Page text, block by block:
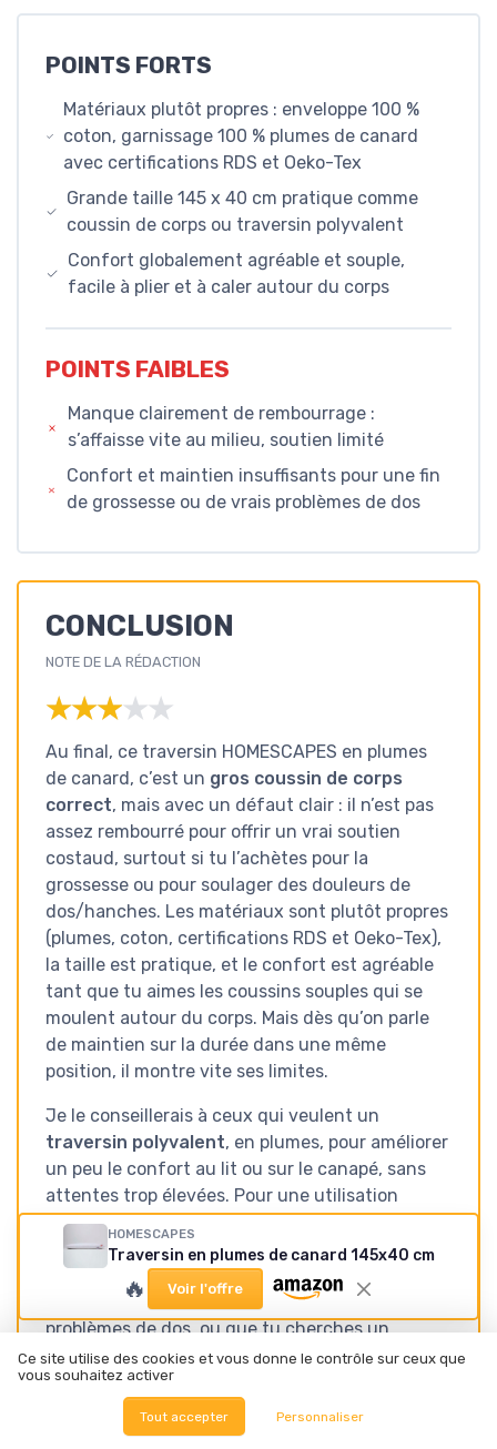
POINTS FORTS
Matériaux plutôt propres : enveloppe 100 %
coton, garnissage 100 % plumes de canard
avec certifications RDS et Oeko-Tex
Grande taille 145 x 40 cm pratique comme
coussin de corps ou traversin polyvalent
Confort globalement agréable et souple,
facile à plier et à caler autour du corps
POINTS FAIBLES
Manque clairement de rembourrage :
s’affaisse vite au milieu, soutien limité
Confort et maintien insuffisants pour une fin
de grossesse ou de vrais problèmes de dos
CONCLUSION
NOTE DE LA RÉDACTION
★★★★★
★★★★★
Au final, ce traversin HOMESCAPES en plumes
de canard, c’est un gros coussin de corps
correct, mais avec un défaut clair : il n’est pas
assez rembourré pour offrir un vrai soutien
costaud, surtout si tu l’achètes pour la
grossesse ou pour soulager des douleurs de
dos/hanches. Les matériaux sont plutôt propres
(plumes, coton, certifications RDS et Oeko-Tex),
la taille est pratique, et le confort est agréable
tant que tu aimes les coussins souples qui se
moulent autour du corps. Mais dès qu’on parle
de maintien sur la durée dans une même
position, il montre vite ses limites.
Je le conseillerais à ceux qui veulent un
traversin polyvalent, en plumes, pour améliorer
un peu le confort au lit ou sur le canapé, sans
attentes trop élevées. Pour une utilisation
légère comme coussin de corps occasionnel,
pour se caler le soir, ou comme gros traversin
supplémentaire, ça fait le job. En revanche, si tu
es en fin de grossesse, que tu as de vrais
problèmes de dos, ou que tu cherches un
coussin de corps bien ferme et durablement
gonflé, mieux vaut regarder d’autres modèles,
quitte à passer sur du synthétique ou à monter
en gamme.
HOMESCAPES
Traversin en plumes de canard 145x40 cm
🔥 Voir l'offre
Ce site utilise des cookies et vous donne le contrôle sur ceux que
vous souhaitez activer
Tout accepter Personnaliser